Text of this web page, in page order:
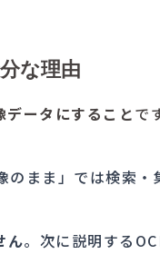
な理由
ータにすることで
まま」では検索・
ん。次に説明する